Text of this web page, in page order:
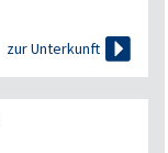
zur Unterkunft 